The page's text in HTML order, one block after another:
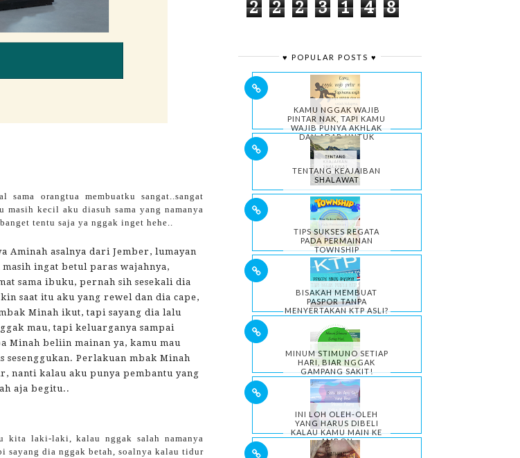
sama orangtua membuatku sangat..sangat
kecil aku diasuh sama yang namanya
tentu saja ya nggak inget hehe..
Aminah asalnya dari Jember, lumayan
ingat betul paras wajahnya,
sama ibuku, pernah sih sesekali dia
saat itu aku yang rewel dan dia cape,
Minah ikut, tapi sayang dia lalu
mau, tapi keluarganya sampai
beliin mainan ya, kamu mau
Perlakuan mbak Minah
nanti kalau aku punya pembantu yang
aja begitu..
kita laki-laki, kalau nggak salah namanya
sayang dia nggak betah, soalnya kalau tidur
2 2 2 3 1 4 8
♥ POPULAR POSTS ♥
KAMU NGGAK WAJIB
PINTAR NAK, TAPI KAMU
WAJIB PUNYA AKHLAK
DAN ADAB UNTUK
HIDUPMU.
TENTANG KEAJAIBAN
SHALAWAT
TIPS SUKSES REGATA
PADA PERMAINAN
TOWNSHIP
BISAKAH MEMBUAT
PASPOR TANPA
MENYERTAKAN KTP ASLI?
MINUM STIMUNO SETIAP
HARI, BIAR NGGAK
GAMPANG SAKIT!
INI LOH OLEH-OLEH
YANG HARUS DIBELI
KALAU KAMU MAIN KE
AMBON